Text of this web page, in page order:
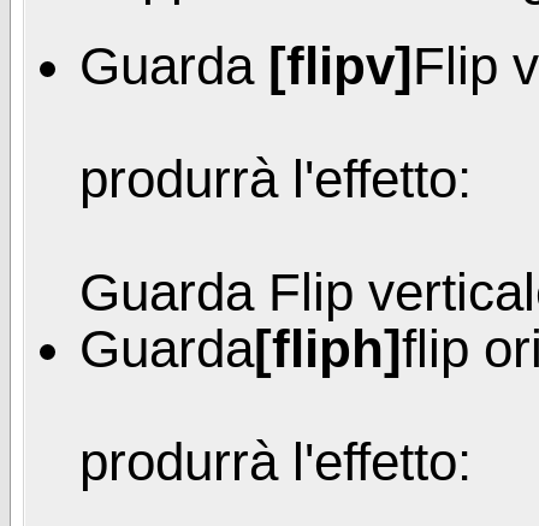
Guarda [flipv]Flip
produrrà l'effetto:
Guarda Flip
Guarda[fliph]flip
produrrà l'effetto: